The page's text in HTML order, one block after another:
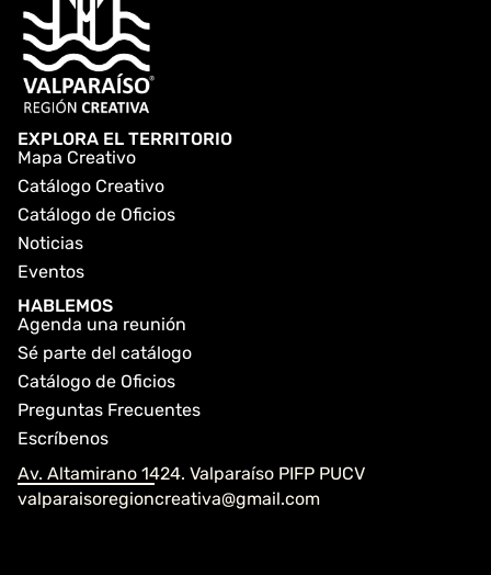
EXPLORA EL TERRITORIO
Mapa Creativo
Catálogo Creativo
Catálogo de Oficios
Noticias
Eventos
HABLEMOS
Agenda una reunión
Sé parte del catálogo
Catálogo de Oficios
Preguntas Frecuentes
Escríbenos
Av. Altamirano 1424. Valparaíso PIFP PUCV
valparaisoregioncreativa@gmail.com